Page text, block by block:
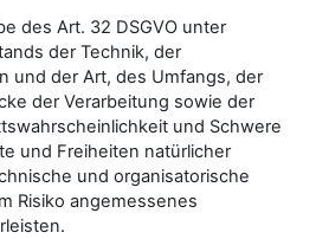
des Art. 32 DSGVO unter
der Technik, der
und der Art, des Umfangs, der
der Verarbeitung sowie der
und Schwere
und Freiheiten natürlicher
und organisatorische
Risiko angemessenes